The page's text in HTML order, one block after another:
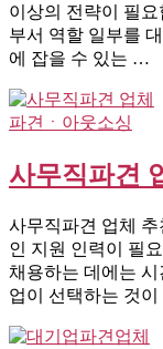
이상의 전략이 필
부서 역할 일부를
에 잡을 수 있는 …
파견ㆍ아웃소싱
사무직파견
사무직파견 업체
인 지원 인력이 필
채용하는 데에는 시
업이 선택하는 것